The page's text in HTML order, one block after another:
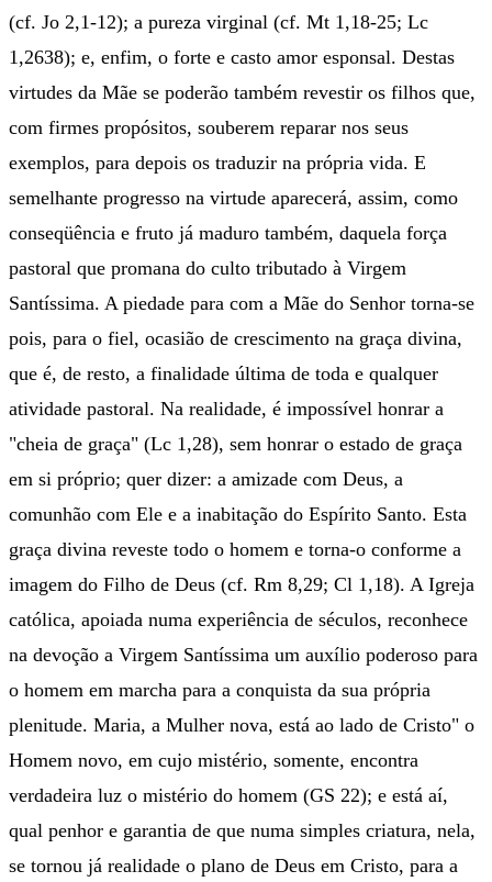
(cf. Jo 2,1-12); a pureza virginal (cf. Mt 1,18-25; Lc
1,2638); e, enfim, o forte e casto amor esponsal. Destas
virtudes da Mãe se poderão também revestir os filhos que,
com firmes propósitos, souberem reparar nos seus
exemplos, para depois os traduzir na própria vida. E
semelhante progresso na virtude aparecerá, assim, como
conseqüência e fruto já maduro também, daquela força
pastoral que promana do culto tributado à Virgem
Santíssima. A piedade para com a Mãe do Senhor torna-se
pois, para o fiel, ocasião de crescimento na graça divina,
que é, de resto, a finalidade última de toda e qualquer
atividade pastoral. Na realidade, é impossível honrar a
"cheia de graça" (Lc 1,28), sem honrar o estado de graça
em si próprio; quer dizer: a amizade com Deus, a
comunhão com Ele e a inabitação do Espírito Santo. Esta
graça divina reveste todo o homem e torna-o conforme a
imagem do Filho de Deus (cf. Rm 8,29; Cl 1,18). A Igreja
católica, apoiada numa experiência de séculos, reconhece
na devoção a Virgem Santíssima um auxílio poderoso para
o homem em marcha para a conquista da sua própria
plenitude. Maria, a Mulher nova, está ao lado de Cristo" o
Homem novo, em cujo mistério, somente, encontra
verdadeira luz o mistério do homem (GS 22); e está aí,
qual penhor e garantia de que numa simples criatura, nela,
se tornou já realidade o plano de Deus em Cristo, para a